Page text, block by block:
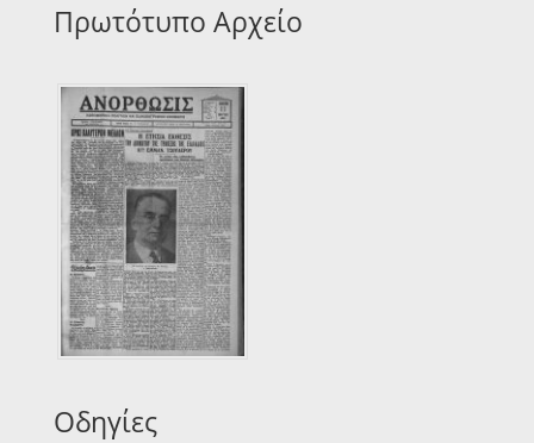
Πρωτότυπο Αρχείο
Οδηγίες